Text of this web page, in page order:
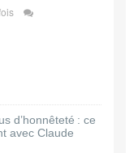
d’honnêteté : ce
avec Claude